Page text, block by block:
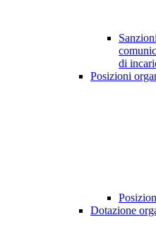
di
Posizioni
Dotazione